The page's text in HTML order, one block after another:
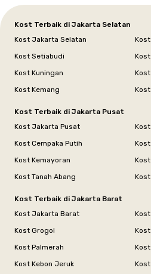
Kost Terbaik di Jakarta Selatan
Kost Jakarta Selatan
Kost Setiabudi
Kost Kuningan
Kost Kemang
Kost Terbaik di Jakarta Pusat
Kost Jakarta Pusat
Kost Cempaka Putih
Kost Kemayoran
Kost Tanah Abang
Kost Terbaik di Jakarta Barat
Kost Jakarta Barat
Kost Grogol
Kost Palmerah
Kost Kebon Jeruk